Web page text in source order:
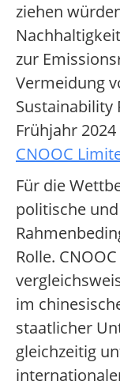
ziehen
zur
Vermeidung
Sustainability
Frühjahr
CNOOC
Für die
politische
Rolle.
im
staatlicher
gleichzeitig